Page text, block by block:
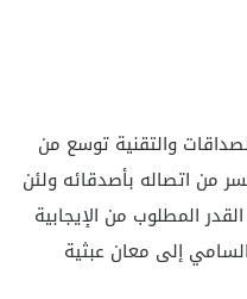
والتقنية توسع من
من اتصاله بأصدقائه ولئن
المطلوب من الإيجابية
إلى معان عبثية